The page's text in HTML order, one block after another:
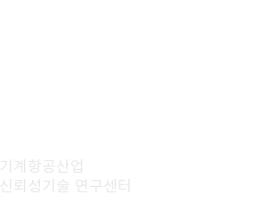
기계항공산업
신뢰성기술 연구센터